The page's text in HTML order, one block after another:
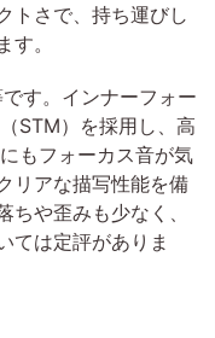
トさで、持ち運びし
。
す。インナーフォー
STM）を採用し、高
もフォーカス音が気
リアな描写性能を備
ちや歪みも少なく、
ては定評がありま